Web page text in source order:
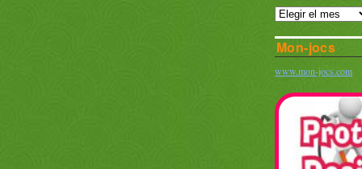
Mon-jocs
www.mon-jocs.com